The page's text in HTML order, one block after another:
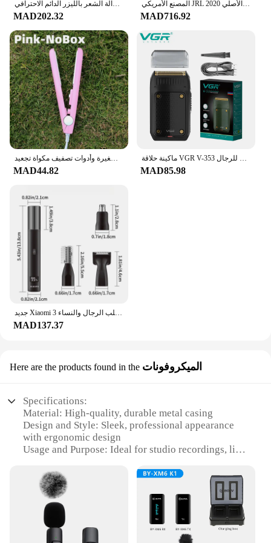
جهاز إزالة الشعر بالليزر الدائم الاحترافي IPL للاستخدام المنزلي للنساء والرجال
MAD202.32
المصنع الأمريكي JRL الأصلي 2020C 2020T مقص الشعر المهنية صالون الشعر المتقلب النفط رئيس النقش كتم المنزل
MAD716.92
مكواة شعر 3 في 1، مكواة مسطحة عالية الجودة، مشط ساخن، مكواة فرد الشعر الاحترافية الصغيرة وأدوات تصفيف مكواة تجعيد
MAD44.82
ماكينة حلاقة VGR V-353 ماكينة حلاقة كهربائية احترافية ماكينة تشذيب اللحية المحمولة ماكينة حلاقة صغيرة قابلة لإعادة الشحن للرجال
MAD85.98
جديد Xiaomi 3 في 1 المهنية الكهربائية الأنف الشعر المتقلب الرجال والنساء USB شحن الحاجب الوجه الأنف المتقلب مقص الشعر
MAD137.37
Here are the products found in the الميكروفونات
Specifications:
Material: High-quality, durable metal casing
Design and Style: Sleek, professional appearance
with ergonomic design
Usage and Purpose: Ideal for studio recordings, live
Performance and Property: Clear, crisp audio with
minimal background noise
Parts and Accessories: Comes with necessary
accessories for immediate use
Type and Category: Professional-grade microphone